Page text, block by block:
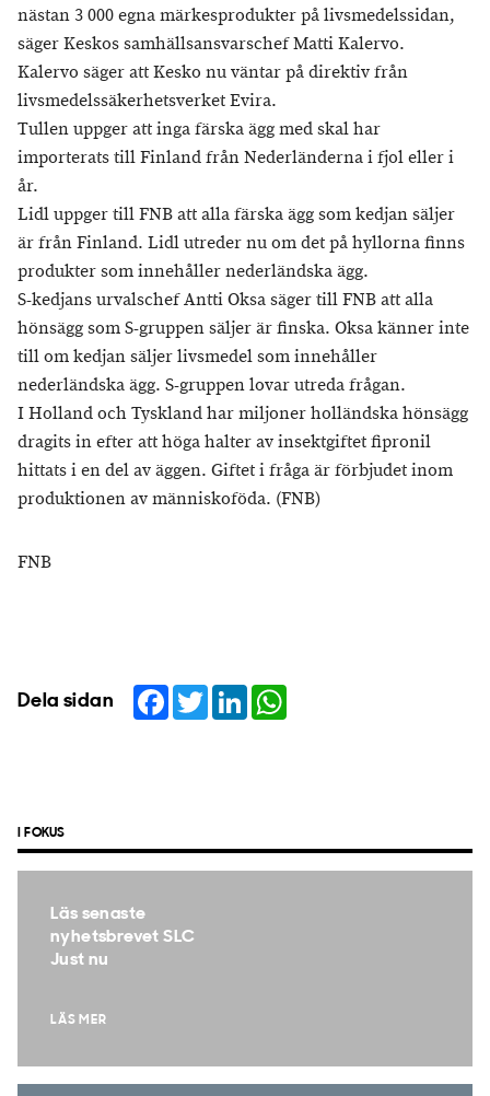
nästan 3 000 egna märkesprodukter på livsmedelssidan,
säger Keskos samhällsansvarschef Matti Kalervo.
Kalervo säger att Kesko nu väntar på direktiv från
livsmedelssäkerhetsverket Evira.
Tullen uppger att inga färska ägg med skal har
importerats till Finland från Nederländerna i fjol eller i
år.
Lidl uppger till FNB att alla färska ägg som kedjan säljer
är från Finland. Lidl utreder nu om det på hyllorna finns
produkter som innehåller nederländska ägg.
S-kedjans urvalschef Antti Oksa säger till FNB att alla
hönsägg som S-gruppen säljer är finska. Oksa känner inte
till om kedjan säljer livsmedel som innehåller
nederländska ägg. S-gruppen lovar utreda frågan.
I Holland och Tyskland har miljoner holländska hönsägg
dragits in efter att höga halter av insektgiftet fipronil
hittats i en del av äggen. Giftet i fråga är förbjudet inom
produktionen av människoföda. (FNB)
FNB
Dela sidan Facebook
TwitterLinkedIn
I FOKUS
Läs senaste
nyhetsbrevet SLC
Just nu
LÄS MER